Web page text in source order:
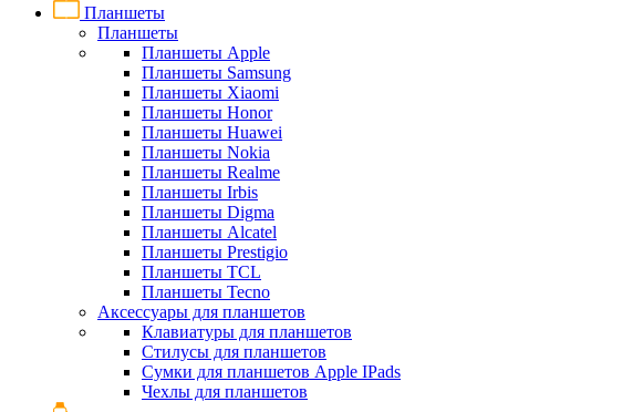
Планшеты
Планшеты
Планшеты Apple
Планшеты Samsung
Планшеты Xiaomi
Планшеты Honor
Планшеты Huawei
Планшеты Nokia
Планшеты Realme
Планшеты Irbis
Планшеты Digma
Планшеты Alcatel
Планшеты Prestigio
Планшеты TCL
Планшеты Tecno
Аксессуары для планшетов
Клавиатуры для планшетов
Стилусы для планшетов
Сумки для планшетов Apple IPads
Чехлы для планшетов